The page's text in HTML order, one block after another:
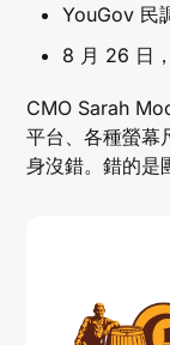
YouGov 民
8 月 26 日
CMO Sarah
平台、各種螢幕
身沒錯。錯的是